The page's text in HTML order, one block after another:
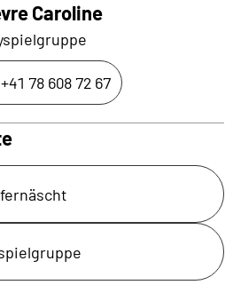
Caroline
+41 78 608 72 67